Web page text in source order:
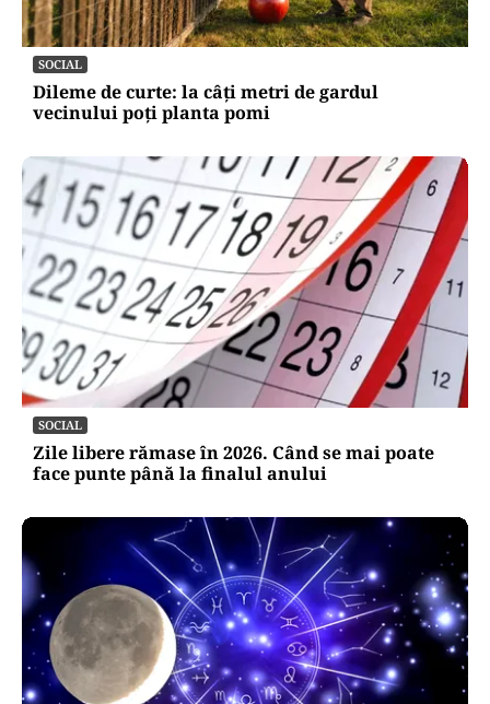
SOCIAL
Dileme de curte: la câți metri de gardul
vecinului poți planta pomi
SOCIAL
Zile libere rămase în 2026. Când se mai poate
face punte până la finalul anului